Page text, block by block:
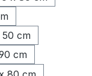
cm
cm